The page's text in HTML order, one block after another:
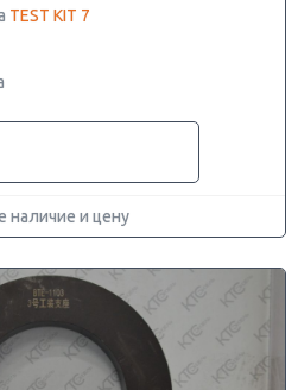
TEST KIT 7
наличие и цену